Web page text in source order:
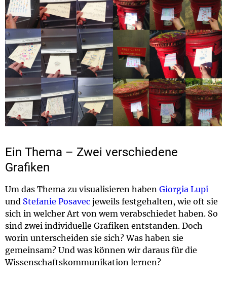
Ein Thema – Zwei verschiedene
Grafiken
Um das Thema zu visualisieren haben Giorgia Lupi
und Stefanie Posavec jeweils festgehalten, wie oft sie
sich in welcher Art von wem verabschiedet haben. So
sind zwei individuelle Grafiken entstanden. Doch
worin unterscheiden sie sich? Was haben sie
gemeinsam? Und was können wir daraus für die
Wissenschaftskommunikation lernen?